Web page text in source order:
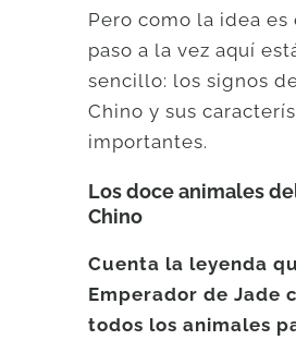
Pero como la idea es
paso a la vez aquí
sencillo: los signos
Chino y sus
importantes.
Los doce animales
Chino
Cuenta la leyenda
Emperador de Jade
todos los animales